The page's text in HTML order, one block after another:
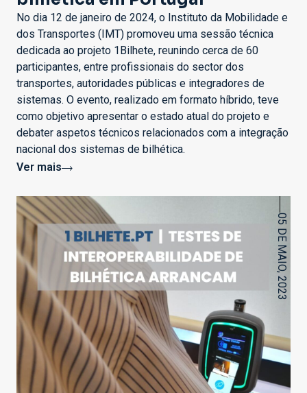
No dia 12 de janeiro de 2024, o Instituto da Mobilidade e
dos Transportes (IMT) promoveu uma sessão técnica
dedicada ao projeto 1Bilhete, reunindo cerca de 60
participantes, entre profissionais do sector dos
transportes, autoridades públicas e integradores de
sistemas. O evento, realizado em formato híbrido, teve
como objetivo apresentar o estado atual do projeto e
debater aspetos técnicos relacionados com a integração
nacional dos sistemas de bilhética.
Ver mais
05 DE MAIO, 2023